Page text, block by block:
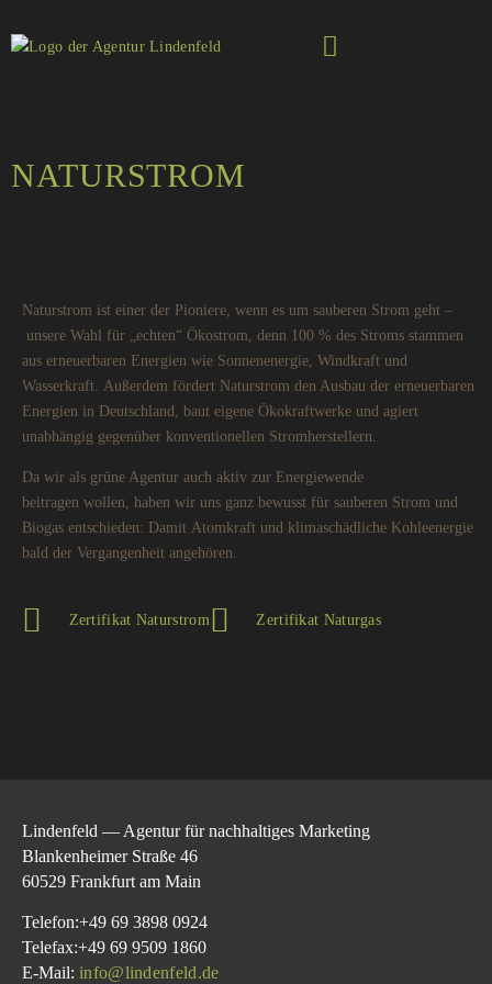
NATURSTROM
Naturstrom ist einer der Pioniere, wenn es um sauberen Strom geht –
unsere Wahl für „echten“ Ökostrom, denn 100 % des Stroms stammen
aus erneuerbaren Energien wie Sonnenenergie, Windkraft und
Wasserkraft. Außerdem fördert Naturstrom den Ausbau der erneuerbaren
Energien in Deutschland, baut eigene Ökokraftwerke und agiert
unabhängig gegenüber konventionellen Stromherstellern.
Da wir als grüne Agentur auch aktiv zur Energiewende
beitragen wollen, haben wir uns ganz bewusst für sauberen Strom und
Biogas entschieden: Damit Atomkraft und klimaschädliche Kohleenergie
bald der Vergangenheit angehören.
Zertifikat Naturstrom Zertifikat Naturgas
Lindenfeld — Agentur für nachhaltiges Marketing
Blankenheimer Straße 46
60529 Frankfurt am Main
Telefon:+49 69 3898 0924
Telefax:+49 69 9509 1860
E-Mail: info@lindenfeld.de